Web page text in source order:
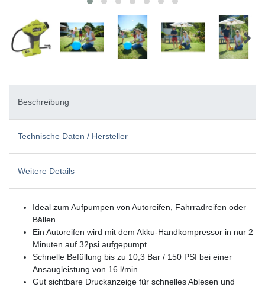
Beschreibung
Technische Daten / Hersteller
Weitere Details
Ideal zum Aufpumpen von Autoreifen, Fahrradreifen oder
Bällen
Ein Autoreifen wird mit dem Akku-Handkompressor in nur 2
Minuten auf 32psi aufgepumpt
Schnelle Befüllung bis zu 10,3 Bar / 150 PSI bei einer
Ansaugleistung von 16 l/min
Gut sichtbare Druckanzeige für schnelles Ablesen und